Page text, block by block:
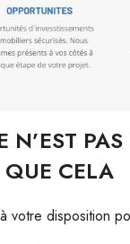
N’EST
CELA
votre disposition